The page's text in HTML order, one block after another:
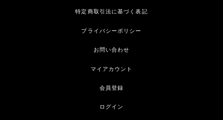
特定商取引法に基づく表記
プライバシーポリシー
お問い合わせ
マイアカウント
会員登録
ログイン